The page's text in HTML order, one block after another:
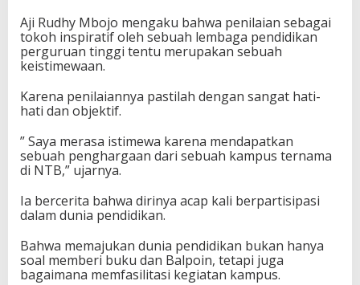
Aji Rudhy Mbojo mengaku bahwa penilaian sebagai
tokoh inspiratif oleh sebuah lembaga pendidikan
perguruan tinggi tentu merupakan sebuah
keistimewaan.
Karena penilaiannya pastilah dengan sangat hati-
hati dan objektif.
” Saya merasa istimewa karena mendapatkan
sebuah penghargaan dari sebuah kampus ternama
di NTB,” ujarnya.
Ia bercerita bahwa dirinya acap kali berpartisipasi
dalam dunia pendidikan.
Bahwa memajukan dunia pendidikan bukan hanya
soal memberi buku dan Balpoin, tetapi juga
bagaimana memfasilitasi kegiatan kampus.